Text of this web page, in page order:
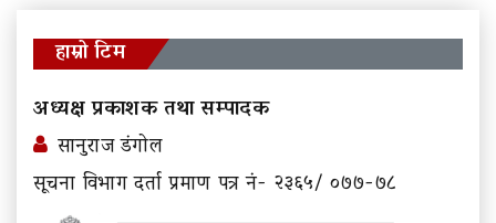
हाम्रो टिम
अध्यक्ष प्रकाशक तथा सम्पादक
सानुराज डंगोल
सूचना विभाग दर्ता प्रमाण पत्र नं- २३६५/ ०७७-७८